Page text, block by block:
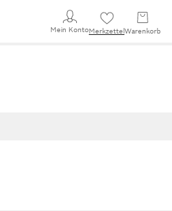
Mein KontoMerkzettel Warenkorb